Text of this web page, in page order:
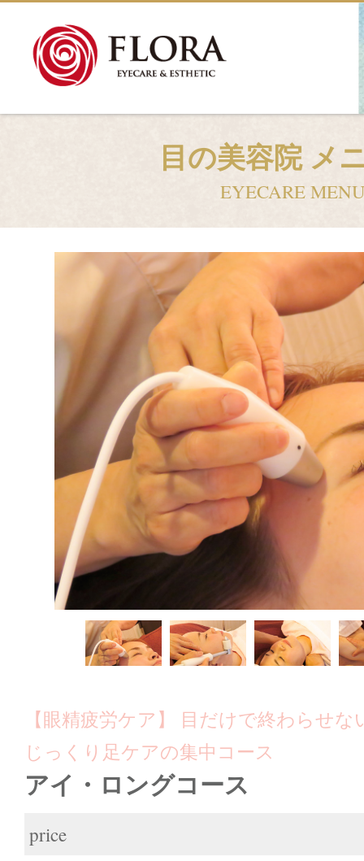
目の美容院 メ
EYECARE
【眼精疲労ケア】 目だけで終わらせ
じっくり足ケアの集中コース
アイ・ロングコース
price